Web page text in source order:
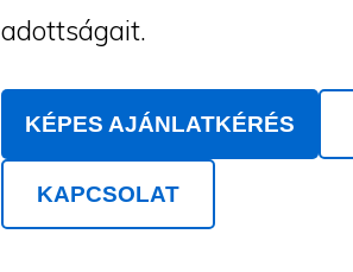
adottságait.
KÉPES AJÁNLATKÉRÉS
KAPCSOLAT